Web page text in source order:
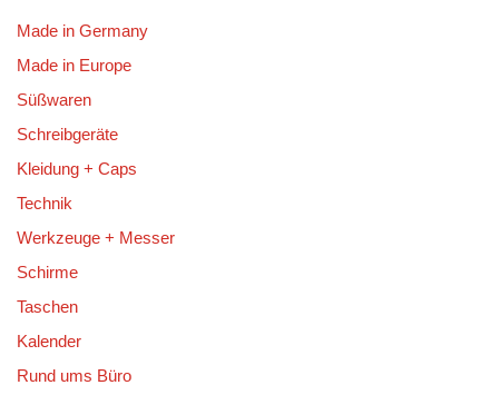
Made in Germany
Made in Europe
Süßwaren
Schreibgeräte
Kleidung + Caps
Technik
Werkzeuge + Messer
Schirme
Taschen
Kalender
Rund ums Büro